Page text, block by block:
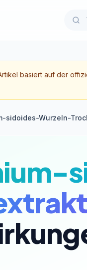
basiert auf der
sidoides-Wurzeln-